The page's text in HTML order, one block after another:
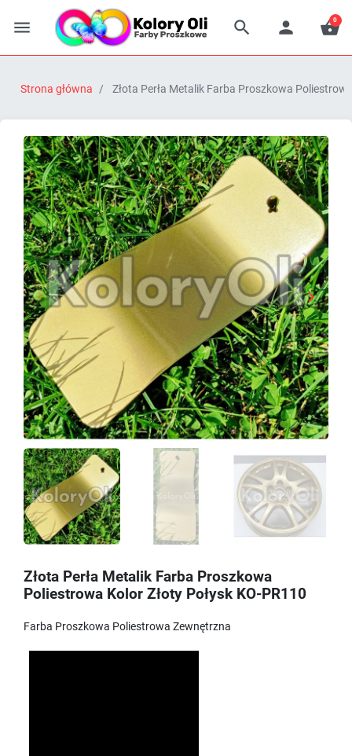
   
0
Strona główna Złota Perła Metalik Farba Proszkowa
Poprzedni
 
Złota Perła Metalik Farba Proszkowa
Poliestrowa Kolor Złoty Połysk KO-PR110
Farba Proszkowa Poliestrowa Zewnętrzna